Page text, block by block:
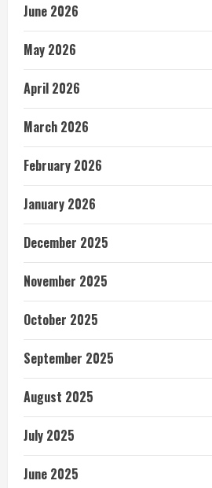
June 2026
May 2026
April 2026
March 2026
February 2026
January 2026
December 2025
November 2025
October 2025
September 2025
August 2025
July 2025
June 2025